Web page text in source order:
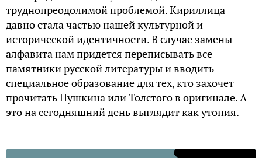
труднопреодолимой проблемой. Кириллица
давно стала частью нашей культурной и
исторической идентичности. В случае замены
алфавита нам придется переписывать все
памятники русской литературы и вводить
специальное образование для тех, кто захочет
прочитать Пушкина или Толстого в оригинале. А
это на сегодняшний день выглядит как утопия.